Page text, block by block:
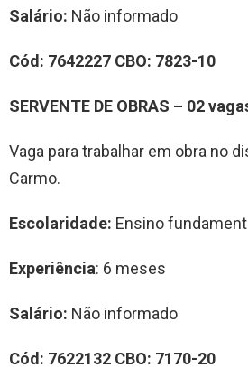
Salário: Não informado
Cód: 7642227 CBO: 7823-10
SERVENTE DE OBRAS – 02vaga
Vaga para trabalhar em obra no
Carmo.
Escolaridade: Ensino
Experiência: 6 meses
Salário: Não informado
Cód: 7622132 CBO: 7170-20